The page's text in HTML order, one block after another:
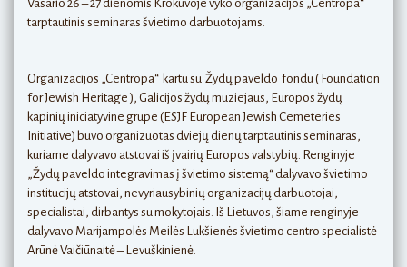
Vasario 26 – 27 dienomis Krokuvoje vyko organizacijos „Centropa“
tarptautinis seminaras švietimo darbuotojams.
Organizacijos „Centropa“ kartu su Žydų paveldo fondu ( Foundation
for Jewish Heritage ), Galicijos žydų muziejaus, Europos žydų
kapinių iniciatyvine grupe (ESJF European Jewish Cemeteries
Initiative) buvo organizuotas dviejų dienų tarptautinis seminaras,
kuriame dalyvavo atstovai iš įvairių Europos valstybių. Renginyje
„Žydų paveldo integravimas į švietimo sistemą“ dalyvavo švietimo
institucijų atstovai, nevyriausybinių organizacijų darbuotojai,
specialistai, dirbantys su mokytojais. Iš Lietuvos, šiame renginyje
dalyvavo Marijampolės Meilės Lukšienės švietimo centro specialistė
Arūnė Vaičiūnaitė – Levuškinienė.